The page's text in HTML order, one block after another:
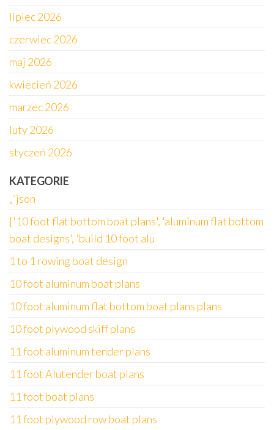
lipiec 2026
czerwiec 2026
maj 2026
kwiecień 2026
marzec 2026
luty 2026
styczeń 2026
KATEGORIE
„`json
['10 foot flat bottom boat plans', 'aluminum flat bottom
boat designs', 'build 10 foot alu
1 to 1 rowing boat design
10 foot aluminum boat plans
10 foot aluminum flat bottom boat plans plans
10 foot plywood skiff plans
11 foot aluminum tender plans
11 foot Alutender boat plans
11 foot boat plans
11 foot plywood row boat plans